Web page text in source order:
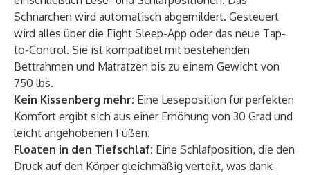
Schnarchen wird automatisch abgemildert. Gesteuert
wird alles über die Eight Sleep-App oder das neue Tap-
to-Control. Sie ist kompatibel mit bestehenden
Bettrahmen und Matratzen bis zu einem Gewicht von
750 lbs.
Kein Kissenberg mehr: Eine Leseposition für perfekten
Komfort ergibt sich aus einer Erhöhung von 30 Grad und
leicht angehobenen Füßen.
Floaten in den Tiefschlaf: Eine Schlafposition, die den
Druck auf den Körper gleichmäßig verteilt, was dank